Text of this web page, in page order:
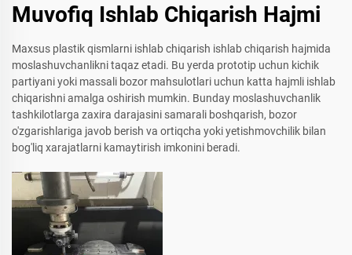
Muvofiq Ishlab Chiqarish Hajmi
Maxsus plastik qismlarni ishlab chiqarish ishlab chiqarish hajmida
moslashuvchanlikni taqaz etadi. Bu yerda prototip uchun kichik
partiyani yoki massali bozor mahsulotlari uchun katta hajmli ishlab
chiqarishni amalga oshirish mumkin. Bunday moslashuvchanlik
tashkilotlarga zaxira darajasini samarali boshqarish, bozor
o'zgarishlariga javob berish va ortiqcha yoki yetishmovchilik bilan
bog'liq xarajatlarni kamaytirish imkonini beradi.